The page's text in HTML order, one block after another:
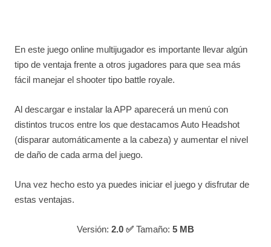
En este juego online multijugador es importante llevar algún
tipo de ventaja frente a otros jugadores para que sea más
fácil manejar el shooter tipo battle royale.
Al descargar e instalar la APP aparecerá un menú con
distintos trucos entre los que destacamos Auto Headshot
(disparar automáticamente a la cabeza) y aumentar el nivel
de daño de cada arma del juego.
Una vez hecho esto ya puedes iniciar el juego y disfrutar de
estas ventajas.
Versión: 2.0 ✅ Tamaño: 5 MB